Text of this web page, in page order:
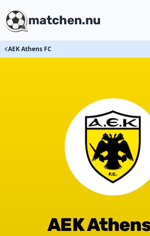
matchen.nu
AEK Athens FC
AEK